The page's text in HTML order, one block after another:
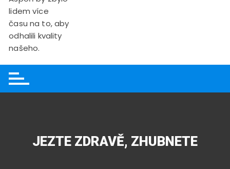
lidem více
času na to, aby
odhalili kvality
našeho.
JEZTE ZDRAVĚ, ZHUBNETE